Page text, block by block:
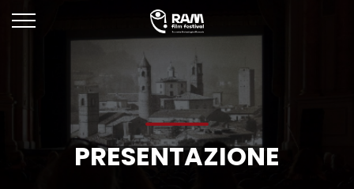
PRESENTAZIONE